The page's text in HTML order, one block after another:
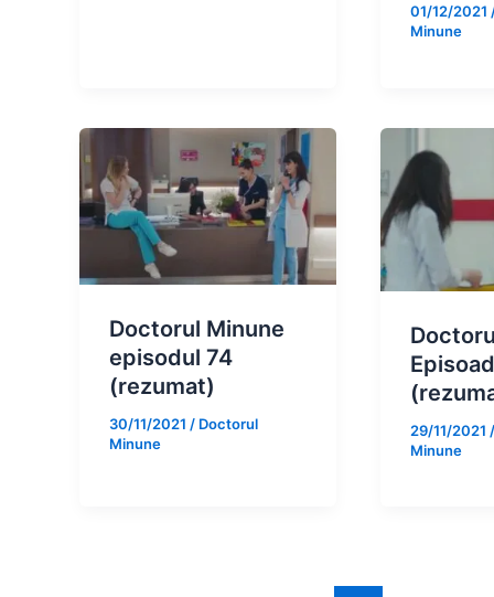
01/12/2021
Minune
Doctorul Minune
episodul 74
(rezumat)
30/11/2021 / Doctorul
Minune
29/11/2021 /
Minune